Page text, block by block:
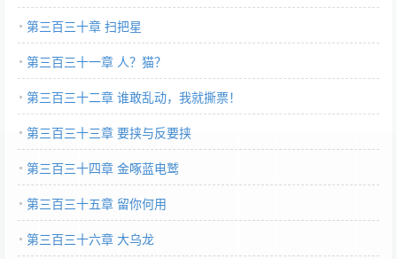
第三百三十章 扫把星
第三百三十一章 人？猫？
第三百三十二章 谁敢乱动，我就撕票！
第三百三十三章 要挟与反要挟
第三百三十四章 金啄蓝电鹫
第三百三十五章 留你何用
第三百三十六章 大乌龙